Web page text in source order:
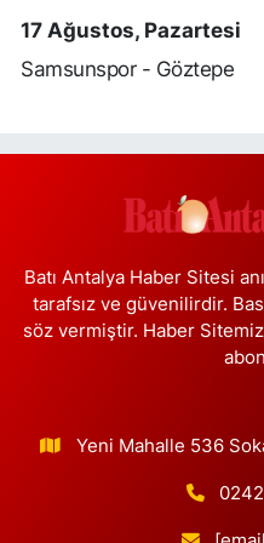
Akgül Eczanesi
Nokta Eczanesi
Karlıktepe Mahallesi İnönü
Durağı'ndan D-100 karayolu
bina yanı, Bim Market karşısı.
0 (216) 517 84 57 Yol
0 (212) 351 05 05 Yol
17 Ağustos, Pazartesi
Samsunspor - Göztepe
Batı Antalya Haber Sitesi
tarafsız ve güvenilirdir.
söz vermiştir. Haber Sitemiz
Yeni Mahalle 536